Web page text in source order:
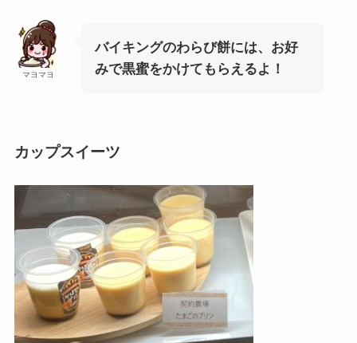
マヨマヨ
バイキングのわらび餅には、 お好
みで黒蜜をかけてもらえるよ！
カップスイーツ